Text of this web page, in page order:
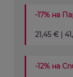
-17% на
21,45 € |
-12% на